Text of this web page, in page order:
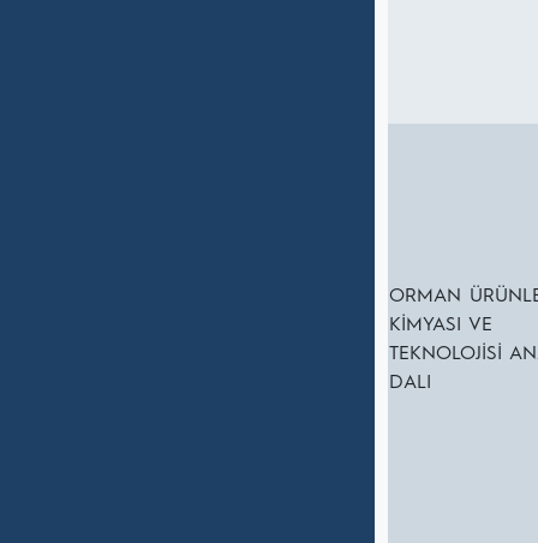
ORMAN
KİMYASI VE
TEKNOLOJİSİ
DALI